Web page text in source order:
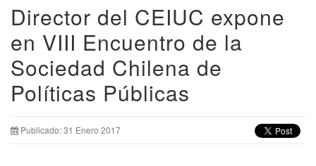
Director del CEIUC expone
en VIII Encuentro de la
Sociedad Chilena de
Políticas Públicas
Publicado: 31 Enero 2017